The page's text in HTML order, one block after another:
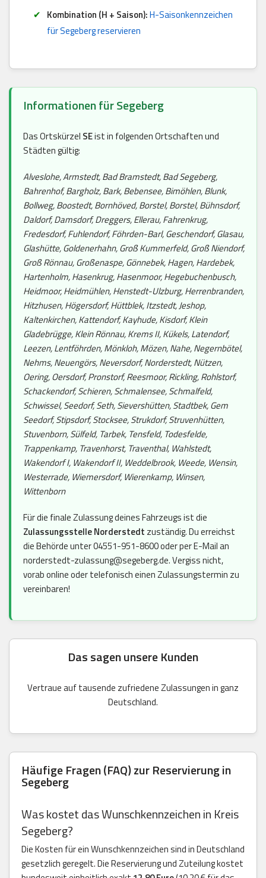
Kombination (H + Saison):H-Saisonkennzeichen
für Segeberg reservieren
Informationen für Segeberg
Das Ortskürzel SEist in folgenden Ortschaften und
Städten gültig:
Alveslohe, Armstedt, Bad Bramstedt, Bad Segeberg,
Bahrenhof, Bargholz, Bark, Bebensee, Bimöhlen, Blunk,
Bollweg, Boostedt, Bornhöved, Borstel, Borstel, Bühnsdorf,
Daldorf, Damsdorf, Dreggers, Ellerau, Fahrenkrug,
Fredesdorf, Fuhlendorf, Föhrden-Barl, Geschendorf, Glasau,
Glashütte, Goldenerhahn, Groß Kummerfeld, Groß Niendorf,
Groß Rönnau, Großenaspe, Gönnebek, Hagen, Hardebek,
Hartenholm, Hasenkrug, Hasenmoor, Hegebuchenbusch,
Heidmoor, Heidmühlen, Henstedt-Ulzburg, Herrenbranden,
Hitzhusen, Högersdorf, Hüttblek, Itzstedt, Jeshop,
Kaltenkirchen, Kattendorf, Kayhude, Kisdorf, Klein
Gladebrügge, Klein Rönnau, Krems II, Kükels, Latendorf,
Leezen, Lentföhrden, Mönkloh, Mözen, Nahe, Negernbötel,
Nehms, Neuengörs, Neversdorf, Norderstedt, Nützen,
Oering, Oersdorf, Pronstorf, Reesmoor, Rickling, Rohlstorf,
Schackendorf, Schieren, Schmalensee, Schmalfeld,
Schwissel, Seedorf, Seth, Sievershütten, Stadtbek, Gem
Seedorf, Stipsdorf, Stocksee, Strukdorf, Struvenhütten,
Stuvenborn, Sülfeld, Tarbek, Tensfeld, Todesfelde,
Trappenkamp, Travenhorst, Traventhal, Wahlstedt,
Wakendorf I, Wakendorf II, Weddelbrook, Weede, Wensin,
Westerrade, Wiemersdorf, Wierenkamp, Winsen,
Wittenborn
Für die finale Zulassung deines Fahrzeugs ist die
Zulassungsstelle Norderstedt zuständig. Du erreichst
die Behörde unter 04551-951-8600 oder per E-Mail an
norderstedt-zulassung@segeberg.de. Vergiss nicht,
vorab online oder telefonisch einen Zulassungstermin zu
vereinbaren!
Das sagen unsere Kunden
Vertraue auf tausende zufriedene Zulassungen in ganz
Deutschland.
Häufige Fragen (FAQ) zur Reservierung in
Segeberg
Was kostet das Wunschkennzeichen in Kreis
Segeberg?
Die Kosten für ein Wunschkennzeichen sind in Deutschland
gesetzlich geregelt. Die Reservierung und Zuteilung kostet